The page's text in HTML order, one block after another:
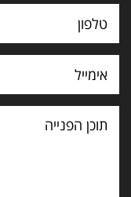
תוכן
הפנייה